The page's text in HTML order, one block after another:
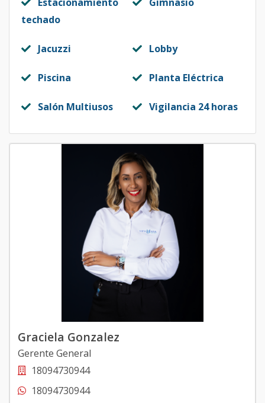
techado
Jacuzzi Lobby
Piscina Planta Eléctrica
Salón Multiusos Vigilancia 24 horas
Graciela Gonzalez
Gerente General
18094730944
18094730944